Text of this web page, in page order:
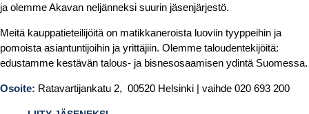
ja olemme Akavan neljänneksi suurin jäsenjärjestö.
Meitä kauppatieteilijöitä on matikkaneroista luoviin tyyppeihin ja
pomoista asiantuntijoihin ja yrittäjiin. Olemme taloudentekijöitä:
edustamme kestävän talous- ja bisnesosaamisen ydintä Suomessa.
Osoite: Ratavartijankatu 2, 00520 Helsinki | vaihde 020 693 200